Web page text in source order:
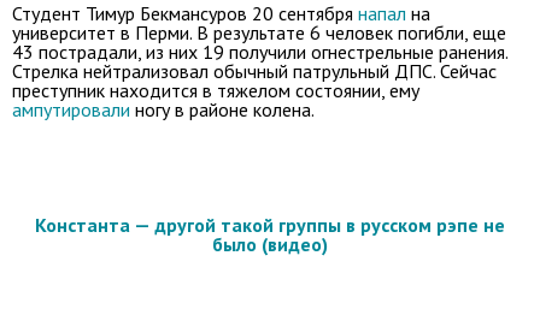
Студент Тимур Бекмансуров 20 сентября напал на
университет в Перми. В результате 6 человек погибли, еще
43 пострадали, из них 19 получили огнестрельные ранения.
Стрелка нейтрализовал обычный патрульный ДПС. Сейчас
преступник находится в тяжелом состоянии, ему
ампутировали ногу в районе колена.
Константа — другой такой группы в русском рэпе не
было (видео)